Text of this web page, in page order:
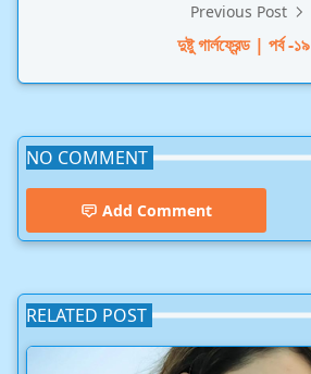
Previous Post
দুষ্টু গার্লফ্রেন্ড | পর্ব -১৯
NO COMMENT
Add Comment
RELATED POST